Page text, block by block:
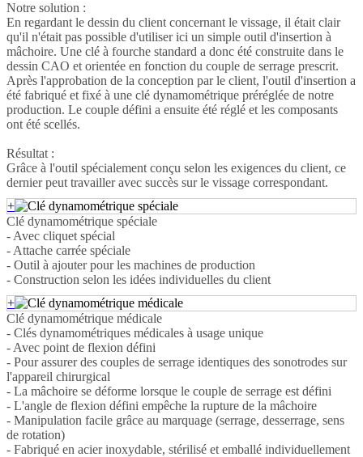
Notre solution :
En regardant le dessin du client concernant le vissage, il était clair
qu'il n'était pas possible d'utiliser ici un simple outil d'insertion à
mâchoire. Une clé à fourche standard a donc été construite dans le
dessin CAO et orientée en fonction du couple de serrage prescrit.
Après l'approbation de la conception par le client, l'outil d'insertion a
été fabriqué et fixé à une clé dynamométrique préréglée de notre
production. Le couple défini a ensuite été réglé et les composants
ont été scellés.
Résultat :
Grâce à l'outil spécialement conçu selon les exigences du client, ce
dernier peut travailler avec succès sur le vissage correspondant.
+
Clé dynamométrique spéciale
- Avec cliquet spécial
- Attache carrée spéciale
- Outil à ajouter pour les machines de production
- Construction selon les idées individuelles du client
+
Clé dynamométrique médicale
- Clés dynamométriques médicales à usage unique
- Avec point de flexion défini
- Pour assurer des couples de serrage identiques des sonotrodes sur
l'appareil chirurgical
- La mâchoire se déforme lorsque le couple de serrage est défini
- L'angle de flexion défini empêche la rupture de la mâchoire
- Manipulation facile grâce au marquage (serrage, desserrage, sens
de rotation)
- Fabriqué en acier inoxydable, stérilisé et emballé individuellement